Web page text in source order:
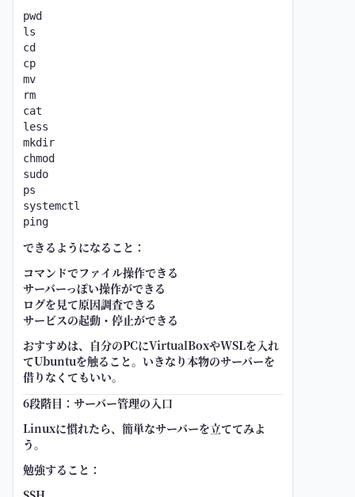
pwd
ls
cd
cp
mv
rm
cat
less
mkdir
chmod
sudo
ps
systemctl
できるようになること：
コマンドでファイル操作できる
サーバーっぽい操作ができる
ログを見て原因調査できる
サービスの起動・停止ができる
おすすめは、自分のPCにVirtualBoxやWSLを入れ
てUbuntuを触ること。いきなり本物のサーバーを
借りなくてもいい。
6段階目：サーバー管理の入口
Linuxに慣れたら、簡単なサーバーを立ててみよ
う。
勉強すること：